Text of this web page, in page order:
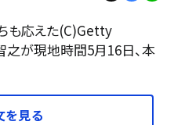
も応えた(C)Getty
が現地時間5月16日、本
を見る